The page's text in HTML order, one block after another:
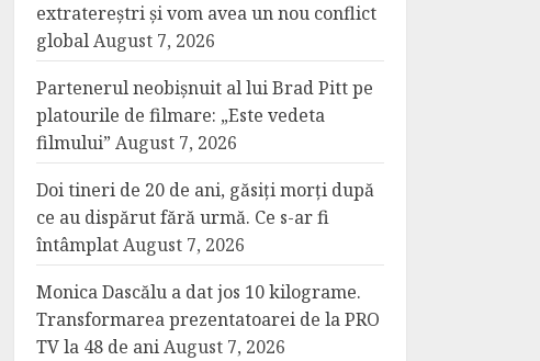
extratereștri și vom avea un nou conflict
globalAugust 7, 2026
Partenerul neobișnuit al lui Brad Pitt pe
platourile de filmare: „Este vedeta
filmului” August 7, 2026
Doi tineri de 20 de ani, găsiți morți după
ce au dispărut fără urmă. Ce s-ar fi
întâmplatAugust 7, 2026
Monica Dascălu a dat jos 10 kilograme.
Transformarea prezentatoarei de la PRO
TV la 48 de aniAugust 7, 2026